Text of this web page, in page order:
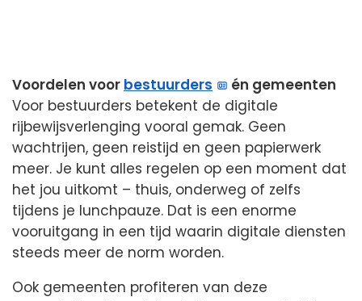
Voordelen voor bestuurders
én gemeenten
Voor bestuurders betekent de digitale
rijbewijsverlenging vooral gemak. Geen
wachtrijen, geen reistijd en geen papierwerk
meer. Je kunt alles regelen op een moment dat
het jou uitkomt – thuis, onderweg of zelfs
tijdens je lunchpauze. Dat is een enorme
vooruitgang in een tijd waarin digitale diensten
steeds meer de norm worden.
Ook gemeenten profiteren van deze